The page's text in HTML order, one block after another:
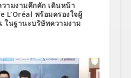
ามงามคึกคัก เดินหน้า
L’Oréal พร้อมครองใจผู้
ในฐานะบริษัทความงาม